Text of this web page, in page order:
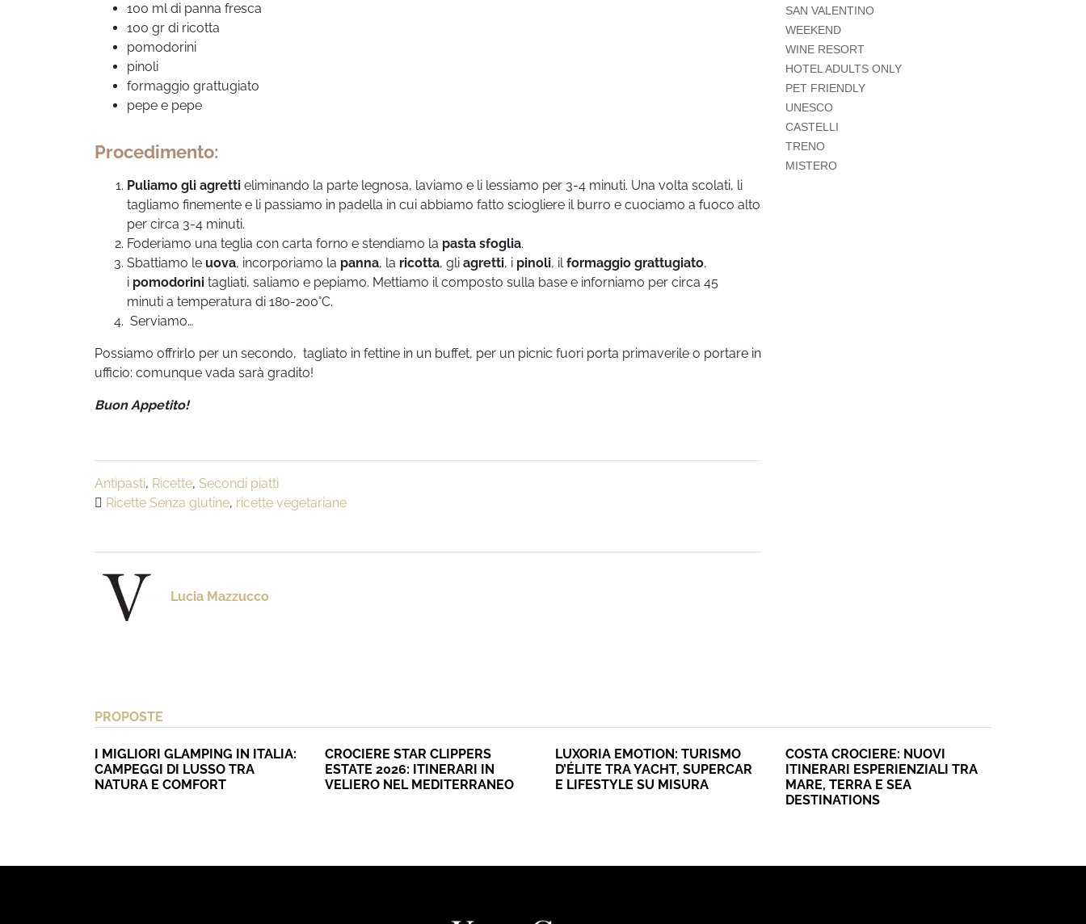
100 ml di panna fresca
100 gr di ricotta
pomodorini
pinoli
formaggio grattugiato
pepe e pepe
Procedimento:
Puliamo gli agretti eliminando la parte legnosa, laviamo e li lessiamo per 3-4 minuti. Una volta scolati, li
tagliamo finemente e li passiamo in padella in cui abbiamo fatto sciogliere il burro e cuociamo a fuoco alto
per circa 3-4 minuti.
Foderiamo una teglia con carta forno e stendiamo la pasta sfoglia.
Sbattiamo le uova, incorporiamo la panna, la ricotta, gli agretti, i pinoli, ilformaggio grattugiato,
i pomodorini tagliati, saliamo e pepiamo. Mettiamo il composto sulla base e inforniamo per circa 45
minuti a temperatura di 180-200°C.
Serviamo…
Possiamo offrirlo per un secondo, tagliato in fettine in un buffet, per un picnic fuori porta primaverile o portare in
ufficio: comunque vada sarà gradito!
Buon Appetito!
Antipasti, Ricette, Secondi piatti
Ricette Senza glutine, ricette vegetariane
Lucia Mazzucco
SAN VALENTINO
WEEKEND
WINE RESORT
HOTEL ADULTS ONLY
PET FRIENDLY
UNESCO
CASTELLI
TRENO
MISTERO
PROPOSTE
I MIGLIORI GLAMPING IN ITALIA:
CAMPEGGI DI LUSSO TRA
NATURA E COMFORT
CROCIERE STAR CLIPPERS
ESTATE 2026: ITINERARI IN
VELIERO NEL MEDITERRANEO
LUXORIA EMOTION: TURISMO
D’ÉLITE TRA YACHT, SUPERCAR
E LIFESTYLE SU MISURA
COSTA CROCIERE: NUOVI
ITINERARI ESPERIENZIALI TRA
MARE, TERRA E SEA
DESTINATIONS